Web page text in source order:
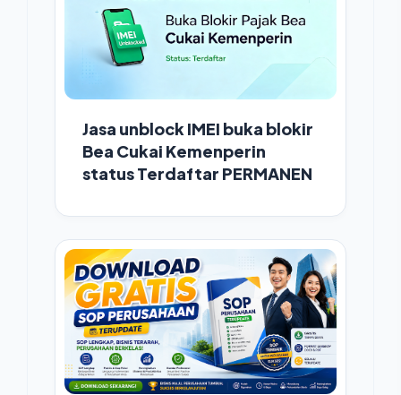
Jasa unblock IMEI buka blokir
Bea Cukai Kemenperin
status Terdaftar PERMANEN